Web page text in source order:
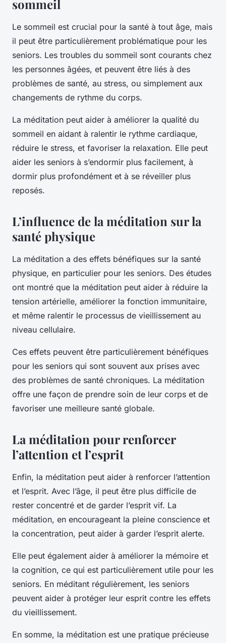
sommeil
Le sommeil est crucial pour la santé à tout âge, mais
il peut être particulièrement problématique pour les
seniors. Les troubles du sommeil sont courants chez
les personnes âgées, et peuvent être liés à des
problèmes de santé, au stress, ou simplement aux
changements de rythme du corps.
La méditation peut aider à améliorer la qualité du
sommeil en aidant à ralentir le rythme cardiaque,
réduire le stress, et favoriser la relaxation. Elle peut
aider les seniors à s’endormir plus facilement, à
dormir plus profondément et à se réveiller plus
reposés.
L’influence de la méditation sur la
santé physique
La méditation a des effets bénéfiques sur la santé
physique, en particulier pour les seniors. Des études
ont montré que la méditation peut aider à réduire la
tension artérielle, améliorer la fonction immunitaire,
et même ralentir le processus de vieillissement au
niveau cellulaire.
Ces effets peuvent être particulièrement bénéfiques
pour les seniors qui sont souvent aux prises avec
des problèmes de santé chroniques. La méditation
offre une façon de prendre soin de leur corps et de
favoriser une meilleure santé globale.
La méditation pour renforcer
l’attention et l’esprit
Enfin, la méditation peut aider à renforcer l’attention
et l’esprit. Avec l’âge, il peut être plus difficile de
rester concentré et de garder l’esprit vif. La
méditation, en encourageant la pleine conscience et
la concentration, peut aider à garder l’esprit alerte.
Elle peut également aider à améliorer la mémoire et
la cognition, ce qui est particulièrement utile pour les
seniors. En méditant régulièrement, les seniors
peuvent aider à protéger leur esprit contre les effets
du vieillissement.
En somme, la méditation est une pratique précieuse